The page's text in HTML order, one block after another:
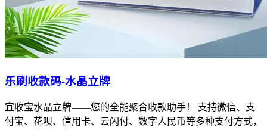
乐刷收款码-水晶立牌
宜收宝水晶立牌——您的全能聚合收款助手！ 支持微信、支
付宝、花呗、信用卡、云闪付、数字人民币等多种支付方式，